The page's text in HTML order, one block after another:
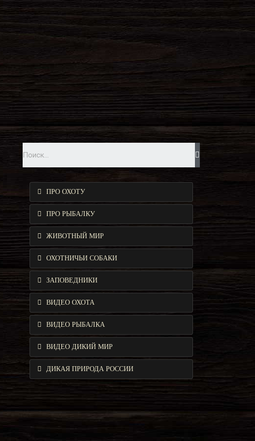
ПРО ОХОТУ
ПРО РЫБАЛКУ
ЖИВОТНЫЙ МИР
ОХОТНИЧЬИ СОБАКИ
ЗАПОВЕДНИКИ
ВИДЕО ОХОТА
ВИДЕО РЫБАЛКА
ВИДЕО ДИКИЙ МИР
ДИКАЯ ПРИРОДА РОССИИ